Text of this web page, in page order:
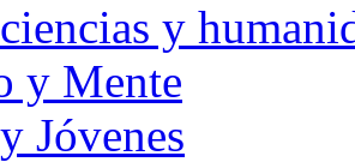
y
y Mente
Jóvenes